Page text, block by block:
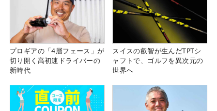
プロギアの「4層フェース」が
切り開く高初速ドライバーの
新時代
スイスの叡智が生んだTPTシ
ャフトで、ゴルフを異次元の
世界へ